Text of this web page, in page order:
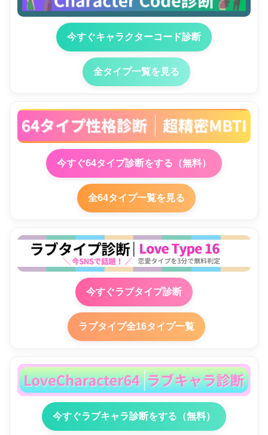
今すぐキャラクターコード診断
全タイプ一覧を見る
今すぐ64タイプ診断をする（無料）
全64タイプ一覧を見る
今すぐラブタイプ診断
ラブタイプ全16タイプ一覧
今すぐラブキャラ診断をする（無料）